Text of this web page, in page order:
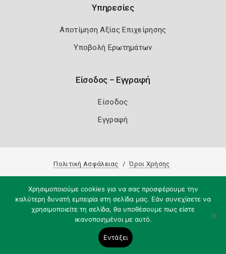
Υπηρεσίες
Αποτίμηση Αξίας Επιχείρησης
Υποβολή Ερωτημάτων
Είσοδος – Εγγραφή
Είσοδος
Εγγραφή
Πολιτική Ασφάλειας Όροι Χρήσης
Χρησιμοποιούμε cookies για να σας προσφέρουμε την
καλύτερη δυνατή εμπειρία στη σελίδα μας. Εάν συνεχίσετε να
χρησιμοποιείτε τη σελίδα, θα υποθέσουμε πως είστε
ικανοποιημένοι με αυτό.
Εντάξει